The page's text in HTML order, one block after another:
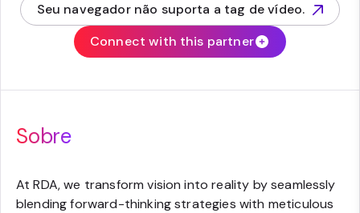
Seu navegador não suporta a tag de vídeo.
(opens in new tab)
Connect with this partner
Sobre
At RDA, we transform vision into reality by seamlessly
blending forward-thinking strategies with meticulous